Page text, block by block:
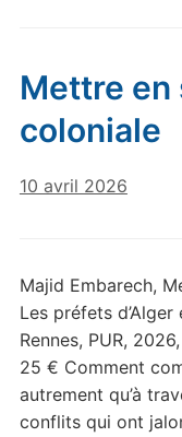
Mettre en
coloniale
10 avril 2026
Majid Embarech,
Les préfets
Rennes, PUR,
25 € Comment
autrement qu’à
conflits qui ont